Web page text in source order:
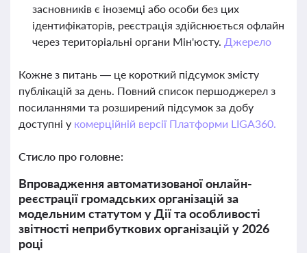
засновників є іноземці або особи без цих
ідентифікаторів, реєстрація здійснюється офлайн
через територіальні органи Мін'юсту. Джерело
Кожне з питань — це короткий підсумок змісту
публікацій за день. Повний список першоджерел з
посиланнями та розширений підсумок за добу
доступні у комерційній версії Платформи LIGA360.
Стисло про головне:
Впровадження автоматизованої онлайн-
реєстрації громадських організацій за
модельним статутом у Дії та особливості
звітності неприбуткових організацій у 2026
році